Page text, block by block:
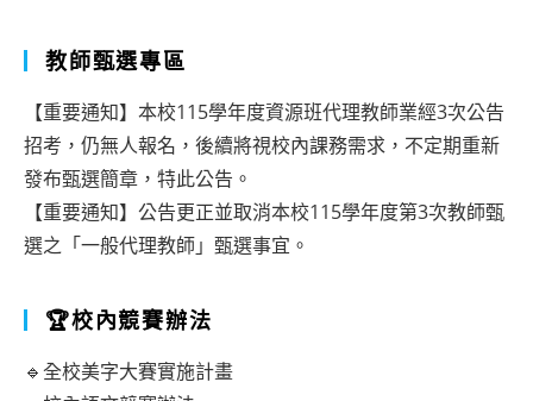
教師甄選專區
【重要通知】本校115學年度資源班代理教師業經3次公告
招考，仍無人報名，後續將視校內課務需求，不定期重新
發布甄選簡章，特此公告。
【重要通知】公告更正並取消本校115學年度第3次教師甄
選之「一般代理教師」甄選事宜。
🏆校內競賽辦法
🔹全校美字大賽實施計畫